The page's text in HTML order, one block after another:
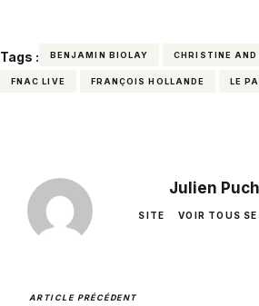
Tags : BENJAMIN BIOLAY CHRISTINE AND
FNAC LIVE FRANÇOIS HOLLANDE LE
Julien
SITE VOIR TOUS
ARTICLE PRÉCÉDENT